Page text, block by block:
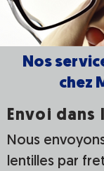
Nos
chez
Envoi dans
Nous
lentilles par